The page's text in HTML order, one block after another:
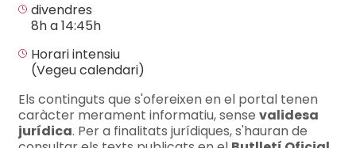
divendres
8h a 14:45h
Horari intensiu
(Vegeu calendari)
Els continguts que s'ofereixen en el portal tenen
caràcter merament informatiu, sense validesa
jurídica. Per a finalitats jurídiques, s'hauran de